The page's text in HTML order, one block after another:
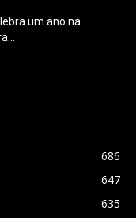
um ano na
686
647
635